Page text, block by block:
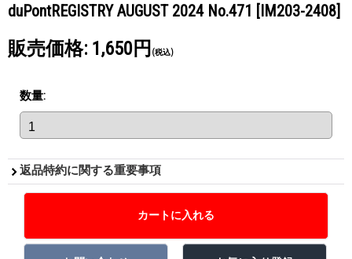
duPontREGISTRY AUGUST 2024 No.471 [IM203-2408]
販売価格: 1,650円 (税込)
数量:
返品特約に関する重要事項